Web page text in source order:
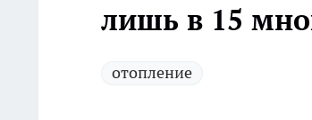
лишь в 15
отопление